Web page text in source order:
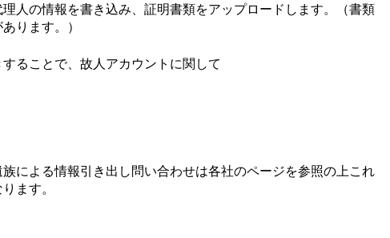
人の情報を書き込み、証明書類をアップロードします。（書類
ります。）
ることで、故人アカウントに関して
による情報引き出し問い合わせは各社のページを参照の上これ
ます。